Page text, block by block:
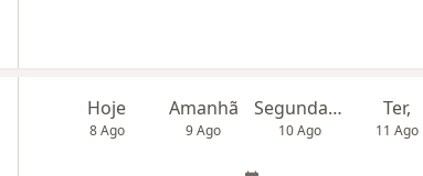
Hoje
8 Ago
Amanhã
9 Ago
Segunda-feira
10 Ago
Ter,
11 Ago